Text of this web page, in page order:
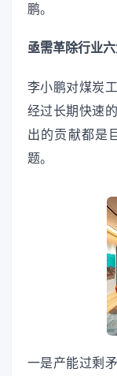
鹏。
亟需革除行业
李小鹏对煤炭
经过长期快速
出的贡献都是
题。
一是产能过剩